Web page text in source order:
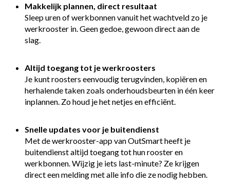
Makkelijk plannen, direct resultaat
Sleep uren of werkbonnen vanuit het wachtveld zo je
werkrooster in. Geen gedoe, gewoon direct aan de
slag.
Altijd toegang tot je werkroosters
Je kunt roosters eenvoudig terugvinden, kopiëren en
herhalende taken zoals onderhoudsbeurten in één keer
inplannen. Zo houd je het netjes en efficiënt.
Snelle updates voor je buitendienst
Met de werkrooster-app van OutSmart heeft je
buitendienst altijd toegang tot hun rooster en
werkbonnen. Wijzig je iets last-minute? Ze krijgen
direct een melding met alle info die ze nodig hebben.